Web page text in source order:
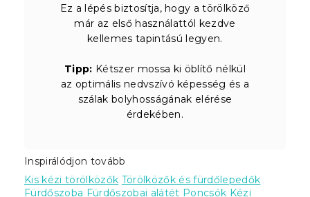
Ez a lépés biztosítja, hogy a törölköző
már az első használattól kezdve
kellemes tapintású legyen.
Tipp: Kétszer mossa ki öblítő nélkül
az optimális nedvszívó képesség és a
szálak bolyhosságának elérése
érdekében.
Inspirálódjon tovább
Kis kézi törölközők Törölközők és fürdőlepedők
Fürdőszoba Fürdőszobai alátét Poncsók Kézi